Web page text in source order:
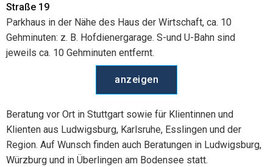
Straße 19
Parkhaus in der Nähe des Haus der Wirtschaft, ca. 10
Gehminuten: z. B. Hofdienergarage. S-und U-Bahn sind
jeweils ca. 10 Gehminuten entfernt.
anzeigen
Beratung vor Ort in Stuttgart sowie für Klientinnen und
Klienten aus Ludwigsburg, Karlsruhe, Esslingen und der
Region. Auf Wunsch finden auch Beratungen in Ludwigsburg,
Würzburg und in Überlingen am Bodensee statt.